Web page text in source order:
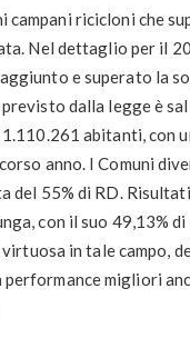
campani ricicloni che
Nel dettaglio per il
e superato la
dalla legge è
abitanti, con
anno. I Comuni
del 55% di RD.
con il suo 49,13%
in tale campo,
migliori